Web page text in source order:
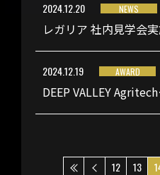
2024.12.20 NEWS
レガリア 社内見学会
2024.12.19 AWARD
DEEP VALLEY
12 13